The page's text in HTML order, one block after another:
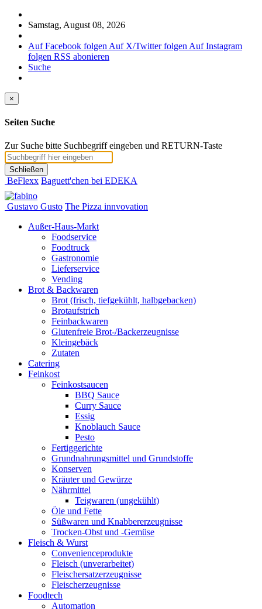
Samstag, August 08, 2026
Auf Facebook folgen Auf X/Twitter folgen Auf Instagram
folgen RSS abonieren
Suche
×
Seiten Suche
Zur Suche bitte Suchbegriff eingeben und RETURN-Taste
Schließen
BeFlexx Baguett'chen bei EDEKA
Gustavo Gusto The Pizza innvovation
Außer-Haus-Markt
Foodservice
Foodtruck
Gastronomie
Lieferservice
Vending
Brot & Backwaren
Brot (frisch, tiefgekühlt, halbgebacken)
Brotaufstrich
Feinbackwaren
Glutenfreie Brot-/Backerzeugnisse
Kleingebäck
Zutaten
Catering
Feinkost
Feinkostsaucen
BBQ Sauce
Curry Sauce
Essig
Knoblauch Sauce
Pesto
Fertiggerichte
Grundnahrungsmittel und Grundstoffe
Konserven
Kräuter und Gewürze
Nährmittel
Teigwaren (ungekühlt)
Öle und Fette
Süßwaren und Knabbererzeugnisse
Trocken-Obst und -Gemüse
Fleisch & Wurst
Convenienceprodukte
Fleisch (unverarbeitet)
Fleischersatzerzeugnisse
Fleischerzeugnisse
Foodtech
Automation